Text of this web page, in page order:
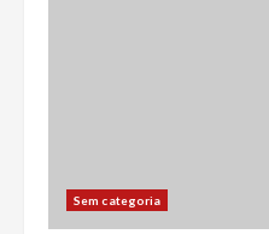
Sem categoria